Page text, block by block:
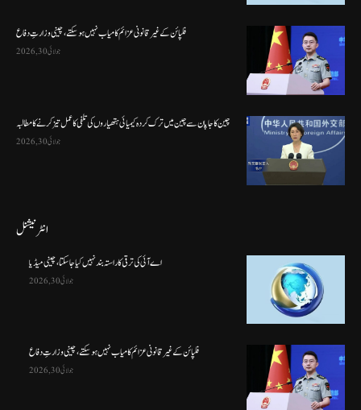
فلپائن کے غیر قانونی عزائم کامیاب نہیں ہو سکتے ، چینی وزارتِ دفاع
جولائی 30, 2026
چین کا جاپان سے چین میں ترک کردہ کیمیائی ہتھیاروں کی تلفی کا عمل تیز کرنے کا مطالبہ
جولائی 30, 2026
انٹرنیشنل
اے آئی کی ترقی کا راستہ بند نہیں کیا جا سکتا، چینی میڈیا
جولائی 30, 2026
فلپائن کے غیر قانونی عزائم کامیاب نہیں ہو سکتے ، چینی وزارتِ دفاع
جولائی 30, 2026